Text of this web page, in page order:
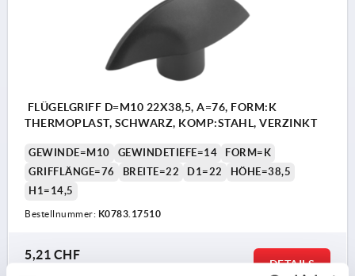
FLÜGELGRIFF D=M10 22X38,5, A=76, FORM:K
THERMOPLAST, SCHWARZ, KOMP:STAHL, VERZINKT
GEWINDE=M10 GEWINDETIEFE=14
FORM=K
GRIFFLÄNGE=76
BREITE=22 D1=22
HÖHE=38,5
H1=14,5
Bestellnummer: K0783.17510
5,21 CHF
DETAILS